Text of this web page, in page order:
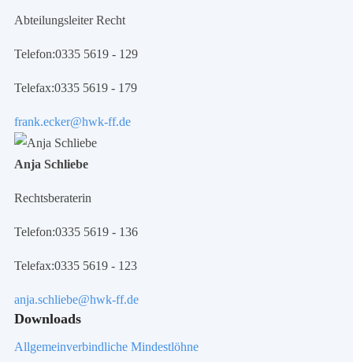
Abteilungsleiter Recht
Telefon:0335 5619 - 129
Telefax:0335 5619 - 179
frank.ecker@hwk-ff.de
Anja Schliebe
Rechtsberaterin
Telefon:0335 5619 - 136
Telefax:0335 5619 - 123
anja.schliebe@hwk-ff.de
Downloads
Allgemeinverbindliche Mindestlöhne